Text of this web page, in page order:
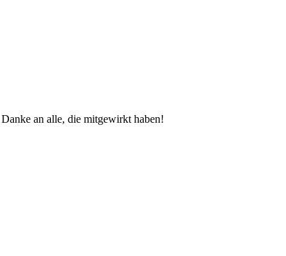
an alle, die mitgewirkt haben!